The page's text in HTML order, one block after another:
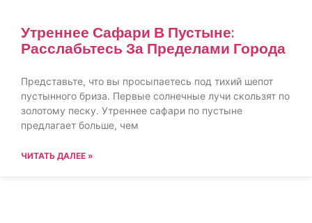
Утреннее Сафари В Пустыне:
Расслабьтесь За Пределами Города
Представьте, что вы просыпаетесь под тихий шепот
пустынного бриза. Первые солнечные лучи скользят по
золотому песку. Утреннее сафари по пустыне
предлагает больше, чем
ЧИТАТЬ ДАЛЕЕ »